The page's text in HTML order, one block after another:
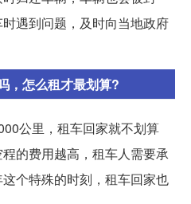
遇到问题，及时向当地政府
，怎么租才最划算?
公里，租车回家就不划算
的费用越高，租车人需要承
个特殊的时刻，租车回家也